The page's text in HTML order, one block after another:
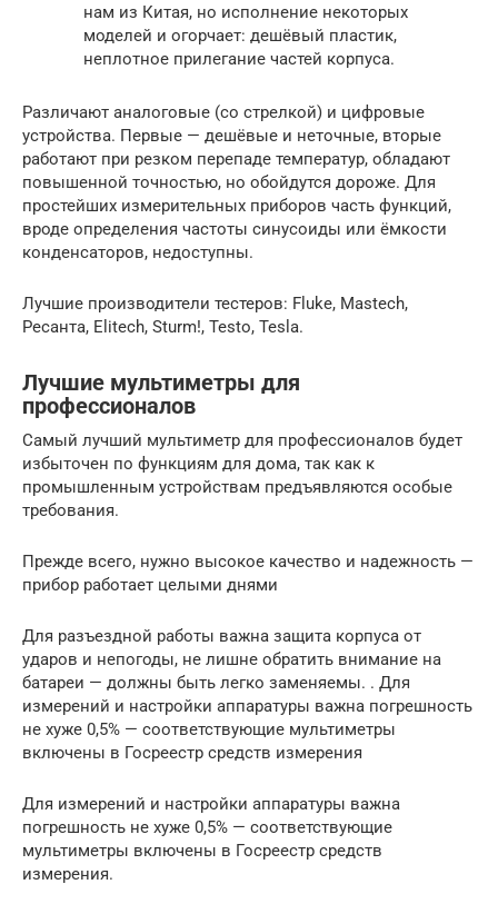
нам из Китая, но исполнение некоторых
моделей и огорчает: дешёвый пластик,
неплотное прилегание частей корпуса.
Различают аналоговые (со стрелкой) и цифровые
устройства. Первые — дешёвые и неточные, вторые
работают при резком перепаде температур, обладают
повышенной точностью, но обойдутся дороже. Для
простейших измерительных приборов часть функций,
вроде определения частоты синусоиды или ёмкости
конденсаторов, недоступны.
Лучшие производители тестеров: Fluke, Mastech,
Ресанта, Elitech, Sturm!, Testo, Tesla.
Лучшие мультиметры для
профессионалов
Самый лучший мультиметр для профессионалов будет
избыточен по функциям для дома, так как к
промышленным устройствам предъявляются особые
требования.
Прежде всего, нужно высокое качество и надежность —
прибор работает целыми днями
Для разъездной работы важна защита корпуса от
ударов и непогоды, не лишне обратить внимание на
батареи — должны быть легко заменяемы. . Для
измерений и настройки аппаратуры важна погрешность
не хуже 0,5% — соответствующие мультиметры
включены в Госреестр средств измерения
Для измерений и настройки аппаратуры важна
погрешность не хуже 0,5% — соответствующие
мультиметры включены в Госреестр средств
измерения.